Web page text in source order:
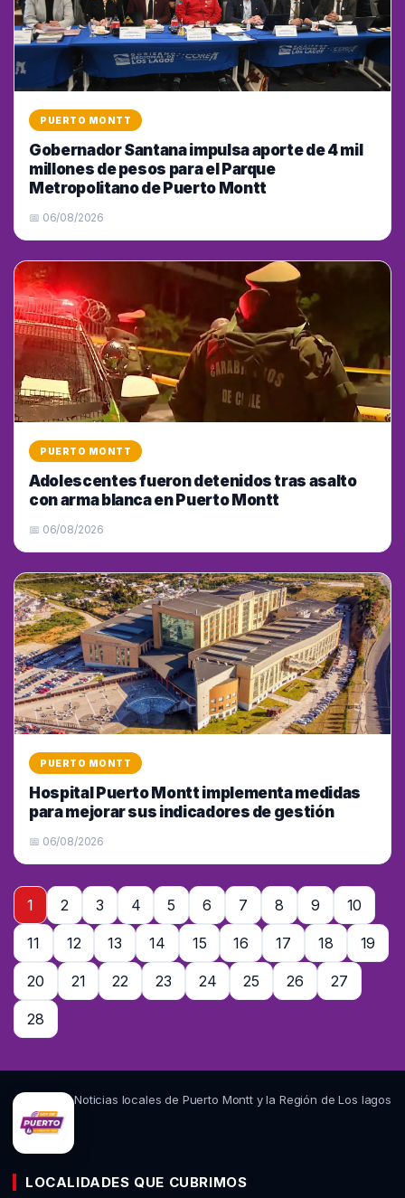
PUERTO MONTT
Gobernador Santana impulsa aporte de 4 mil
millones de pesos para el Parque
Metropolitano de Puerto Montt
📅 06/08/2026
PUERTO MONTT
Adolescentes fueron detenidos tras asalto
con arma blanca en Puerto Montt
📅 06/08/2026
PUERTO MONTT
Hospital Puerto Montt implementa medidas
para mejorar sus indicadores de gestión
📅 06/08/2026
1 2 3 4 5 6 7 8 9 10
11 12 13 14 15 16 17 18 19
20 21 22 23 24 25 26 27
28
Noticias locales de Puerto Montt y la Región de Los lagos
LOCALIDADES QUE CUBRIMOS